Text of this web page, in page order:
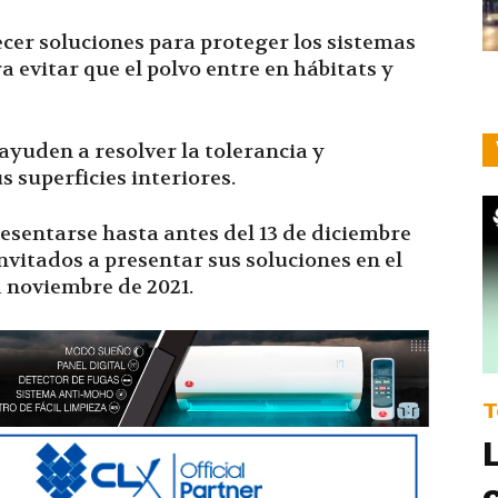
soluciones para proteger los sistemas
evitar que el polvo entre en hábitats y
a resolver la tolerancia y
superficies interiores.
hasta antes del 13 de diciembre
a presentar sus soluciones en el
de 2021.